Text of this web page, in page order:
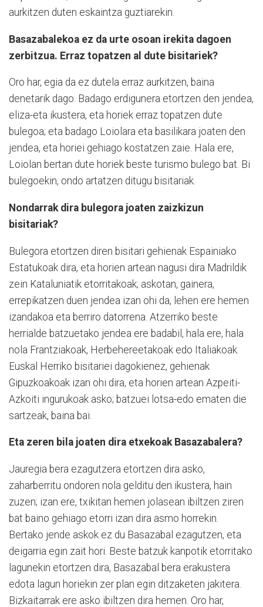
aurkitzen duten eskaintza guztiarekin.
Basazabalekoa ez da urte osoan irekita dagoen
zerbitzua. Erraz topatzen al dute bisitariek?
Oro har, egia da ez dutela erraz aurkitzen, baina
denetarik dago. Badago erdigunera etortzen den jendea,
eliza-eta ikustera, eta horiek erraz topatzen dute
bulegoa; eta badago Loiolara eta basilikara joaten den
jendea, eta horiei gehiago kostatzen zaie. Hala ere,
Loiolan bertan dute horiek beste turismo bulego bat. Bi
bulegoekin, ondo artatzen ditugu bisitariak.
Nondarrak dira bulegora joaten zaizkizun
bisitariak?
Bulegora etortzen diren bisitari gehienak Espainiako
Estatukoak dira, eta horien artean nagusi dira Madrildik
zein Kataluniatik etorritakoak; askotan, gainera,
errepikatzen duen jendea izan ohi da, lehen ere hemen
izandakoa eta berriro datorrena. Atzerriko beste
herrialde batzuetako jendea ere badabil, hala ere, hala
nola Frantziakoak, Herbehereetakoak edo Italiakoak.
Euskal Herriko bisitariei dagokienez, gehienak
Gipuzkoakoak izan ohi dira, eta horien artean Azpeiti-
Azkoiti ingurukoak asko; batzuei lotsa-edo ematen die
sartzeak, baina bai.
Eta zeren bila joaten dira etxekoak Basazabalera?
Jauregia bera ezagutzera etortzen dira asko,
zaharberritu ondoren nola gelditu den ikustera, hain
zuzen; izan ere, txikitan hemen jolasean ibiltzen ziren
bat baino gehiago etorri izan dira asmo horrekin.
Bertako jende askok ez du Basazabal ezagutzen, eta
deigarria egin zait hori. Beste batzuk kanpotik etorritako
lagunekin etortzen dira, Basazabal bera erakustera
edota lagun horiekin zer plan egin ditzaketen jakitera.
Bizkaitarrak ere asko ibiltzen dira hemen. Oro har,